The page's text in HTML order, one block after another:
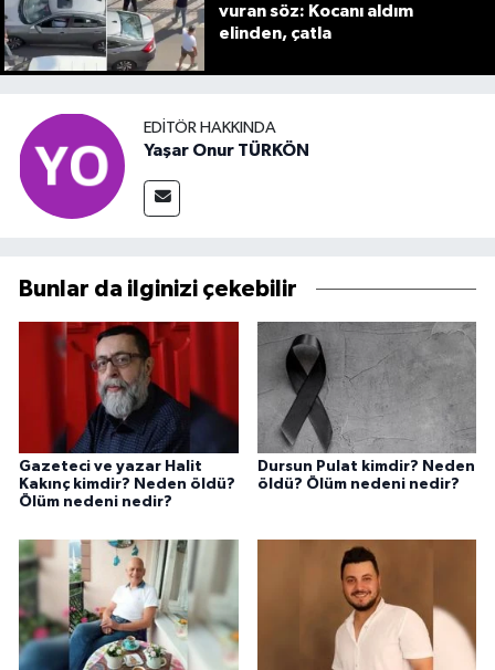
vuran söz: Kocanı aldım
elinden, çatla
EDITÖR HAKKINDA
Yaşar Onur TÜRKÖN
Bunlar da ilginizi çekebilir
Gazeteci ve yazar Halit
Kakınç kimdir? Neden öldü?
Ölüm nedeni nedir?
Dursun Pulat kimdir? Neden
öldü? Ölüm nedeni nedir?